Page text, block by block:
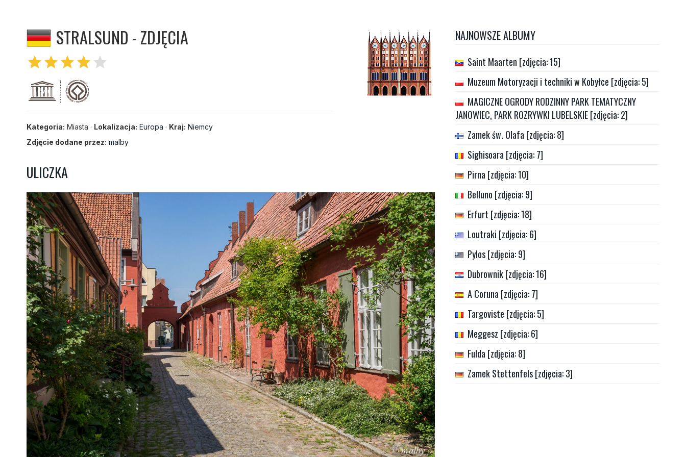
STRALSUND - ZDJĘCIA
starstarstarstar star
Kategoria: Miasta · Lokalizacja: Europa · Kraj: Niemcy
Zdjęcie dodane przez: malby
ULICZKA
NAJNOWSZE ALBUMY
Saint Maarten [zdjęcia: 15]
Muzeum Motoryzacji i techniki w Kobyłce [zdjęcia: 5]
MAGICZNE OGRODY RODZINNY PARK TEMATYCZNY
JANOWIEC, PARK ROZRYWKI LUBELSKIE [zdjęcia: 2]
Zamek św. Olafa [zdjęcia: 8]
Sighisoara [zdjęcia: 7]
Pirna [zdjęcia: 10]
Belluno [zdjęcia: 9]
Erfurt [zdjęcia: 18]
Loutraki [zdjęcia: 6]
Pylos [zdjęcia: 9]
Dubrownik [zdjęcia: 16]
A Coruna [zdjęcia: 7]
Targoviste [zdjęcia: 5]
Meggesz [zdjęcia: 6]
Fulda [zdjęcia: 8]
Zamek Stettenfels [zdjęcia: 3]